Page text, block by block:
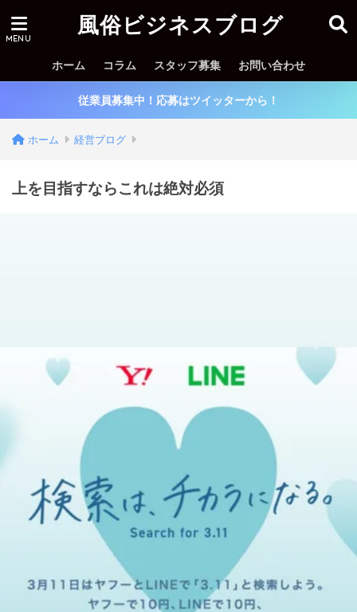
風俗ビジネスブログ
ホーム コラム スタッフ募集 お問い合わせ
従業員募集中！応募はツイッターから！
ホーム 経営ブログ
上を目指すならこれは絶対必須